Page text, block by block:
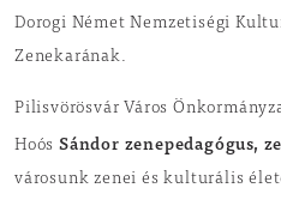
Dorogi Német Nemzetiségi
Zenekarának.
Pilisvörösvár Város
Hoós Sándor zenepedagógus,
városunk zenei és kulturális